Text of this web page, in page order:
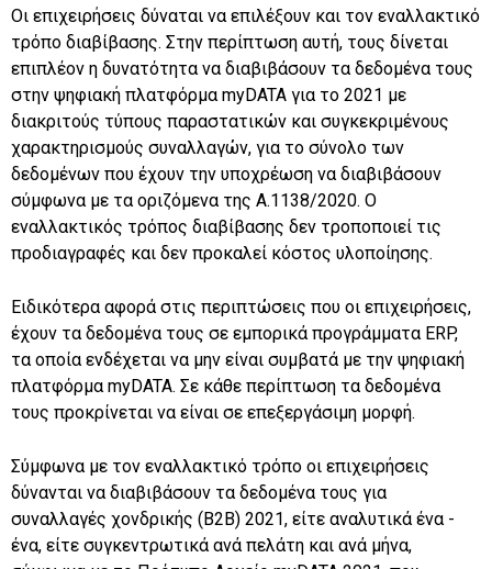
Οι επιχειρήσεις δύναται να επιλέξουν και τον εναλλακτικό
τρόπο διαβίβασης. Στην περίπτωση αυτή, τους δίνεται
επιπλέον η δυνατότητα να διαβιβάσουν τα δεδομένα τους
στην ψηφιακή πλατφόρμα myDATA για το 2021 με
διακριτούς τύπους παραστατικών και συγκεκριμένους
χαρακτηρισμούς συναλλαγών, για το σύνολο των
δεδομένων που έχουν την υποχρέωση να διαβιβάσουν
σύμφωνα με τα οριζόμενα της Α.1138/2020. Ο
εναλλακτικός τρόπος διαβίβασης δεν τροποποιεί τις
προδιαγραφές και δεν προκαλεί κόστος υλοποίησης.
Ειδικότερα αφορά στις περιπτώσεις που οι επιχειρήσεις,
έχουν τα δεδομένα τους σε εμπορικά προγράμματα ERP,
τα οποία ενδέχεται να μην είναι συμβατά με την ψηφιακή
πλατφόρμα myDATA. Σε κάθε περίπτωση τα δεδομένα
τους προκρίνεται να είναι σε επεξεργάσιμη μορφή.
Σύμφωνα με τον εναλλακτικό τρόπο οι επιχειρήσεις
δύνανται να διαβιβάσουν τα δεδομένα τους για
συναλλαγές χονδρικής (B2B) 2021, είτε αναλυτικά ένα -
ένα, είτε συγκεντρωτικά ανά πελάτη και ανά μήνα,